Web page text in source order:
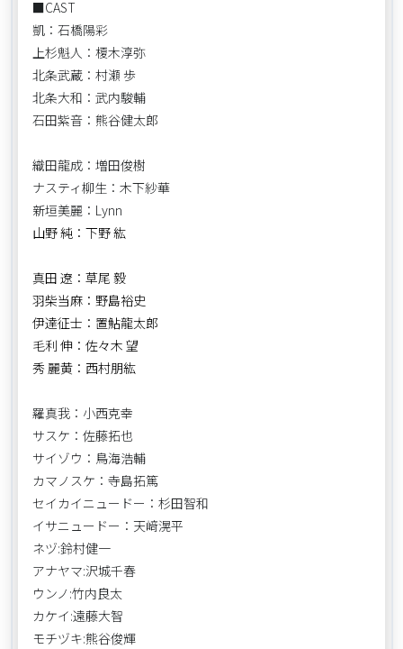
■CAST
凱：石橋陽彩
上杉魁人：榎木淳弥
北条武蔵：村瀬 歩
北条大和：武内駿輔
石田紫音：熊谷健太郎
織田龍成：増田俊樹
ナスティ柳生：木下紗華
新垣美麗：Lynn
山野 純：下野 紘
真田 遼：草尾 毅
羽柴当麻：野島裕史
伊達征士：置鮎龍太郎
毛利 伸：佐々木 望
秀 麗黄：西村朋紘
羅真我：小西克幸
サスケ：佐藤拓也
サイゾウ：鳥海浩輔
カマノスケ：寺島拓篤
セイカイニュードー：杉田智和
イサニュードー：天﨑滉平
ネヅ:鈴村健一
アナヤマ:沢城千春
ウンノ:竹内良太
カケイ:遠藤大智
モチヅキ:熊谷俊輝